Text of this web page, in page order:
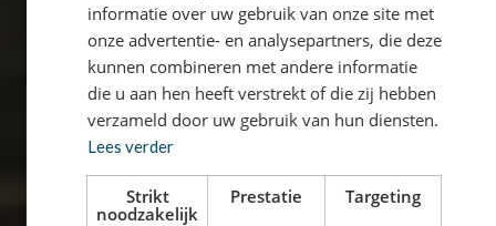
informatie over uw gebruik van onze site met
onze advertentie- en analysepartners, die deze
kunnen combineren met andere informatie
die u aan hen heeft verstrekt of die zij hebben
verzameld door uw gebruik van hun diensten.
Lees verder
Strikt
noodzakelijk
Prestatie Targeting